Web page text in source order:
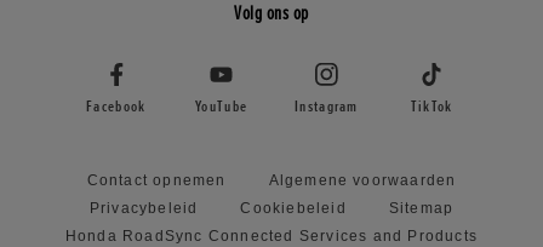
Volg ons op
Facebook YouTube Instagram TikTok
Contact opnemen
Algemene voorwaarden
Privacybeleid
Cookiebeleid
Sitemap
Honda RoadSync Connected Services and Products